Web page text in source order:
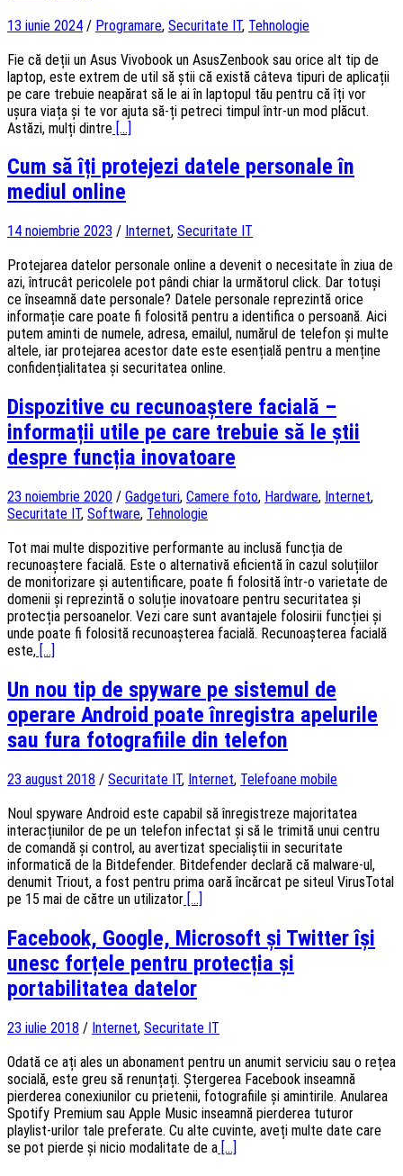
13 iunie 2024 / Programare, Securitate IT, Tehnologie
Fie că deții un Asus Vivobook un AsusZenbook sau orice alt tip de
laptop, este extrem de util să știi că există câteva tipuri de aplicații
pe care trebuie neapărat să le ai în laptopul tău pentru că îți vor
ușura viața și te vor ajuta să-ți petreci timpul într-un mod plăcut.
Astăzi, mulți dintre [...]
Cum să îți protejezi datele personale în
mediul online
14 noiembrie 2023 / Internet, Securitate IT
Protejarea datelor personale online a devenit o necesitate în ziua de
azi, întrucât pericolele pot pândi chiar la următorul click. Dar totuși
ce înseamnă date personale? Datele personale reprezintă orice
informație care poate fi folosită pentru a identifica o persoană. Aici
putem aminti de numele, adresa, emailul, numărul de telefon și multe
altele, iar protejarea acestor date este esențială pentru a menține
confidențialitatea și securitatea online.
Dispozitive cu recunoaștere facială –
informații utile pe care trebuie să le știi
despre funcția inovatoare
23 noiembrie 2020 / Gadgeturi, Camere foto, Hardware, Internet,
Securitate IT, Software, Tehnologie
Tot mai multe dispozitive performante au inclusă funcția de
recunoaștere facială. Este o alternativă eficientă în cazul soluțiilor
de monitorizare și autentificare, poate fi folosită într-o varietate de
domenii și reprezintă o soluție inovatoare pentru securitatea și
protecția persoanelor. Vezi care sunt avantajele folosirii funcției și
unde poate fi folosită recunoașterea facială. Recunoașterea facială
este, [...]
Un nou tip de spyware pe sistemul de
operare Android poate înregistra apelurile
sau fura fotografiile din telefon
23 august 2018 / Securitate IT, Internet, Telefoane mobile
Noul spyware Android este capabil să înregistreze majoritatea
interacțiunilor de pe un telefon infectat și să le trimită unui centru
de comandă și control, au avertizat specialiștii in securitate
informatică de la Bitdefender. Bitdefender declară că malware-ul,
denumit Triout, a fost pentru prima oară încărcat pe siteul VirusTotal
pe 15 mai de către un utilizator [...]
Facebook, Google, Microsoft și Twitter își
unesc forțele pentru protecția și
portabilitatea datelor
23 iulie 2018 / Internet, Securitate IT
Odată ce ați ales un abonament pentru un anumit serviciu sau o rețea
socială, este greu să renunțați. Ștergerea Facebook inseamnă
pierderea conexiunilor cu prietenii, fotografiile și amintirile. Anularea
Spotify Premium sau Apple Music inseamnă pierderea tuturor
playlist-urilor tale preferate. Cu alte cuvinte, aveți multe date care
se pot pierde și nicio modalitate de a [...]